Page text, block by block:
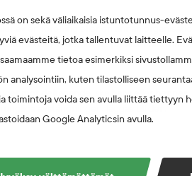
on sekä väliaikaisia istuntotunnus-
evästeitä, jotka tallentuvat laitteelle.
tietoa esimerkiksi
analysointiin, kuten tilastolliseen
toimintoja voida sen avulla liittää tiettyyn
Google Analyticsin avulla.
av en förening eller en annan organisation
sista kvartal, beroende på vilket alternativ
mot deltagande, ska hans eller hennes
avstängningen, läggas till den.